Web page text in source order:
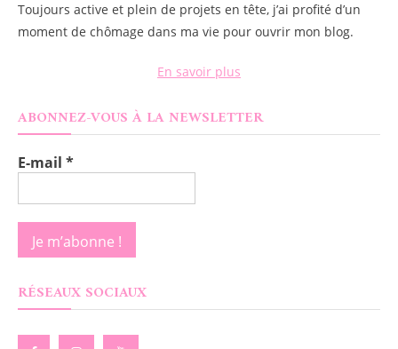
Toujours active et plein de projets en tête, j’ai profité d’un
moment de chômage dans ma vie pour ouvrir mon blog.
En savoir plus
ABONNEZ-VOUS À LA NEWSLETTER
E-mail *
RÉSEAUX SOCIAUX